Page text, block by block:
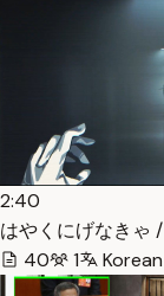
2:40
はやくにげなきゃ
40
1 Korean